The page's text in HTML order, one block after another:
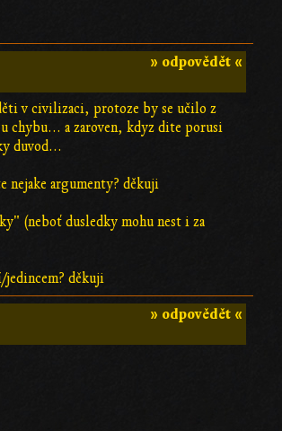
» odpovědět «
v civilizaci, protoze by se učilo z
chybu... a zaroven, kdyz dite porusi
duvod...
nejake argumenty? děkuji
(neboť dusledky mohu nest i za
jedincem? děkuji
» odpovědět «